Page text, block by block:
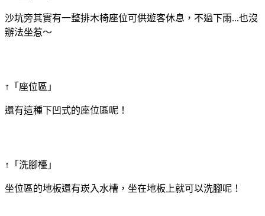
沙坑旁其實有一整排木椅座位可供遊客休息，不過下雨...也沒
辦法坐惹～
↑「座位區」
還有這種下凹式的座位區呢！
↑「洗腳檯」
坐位區的地板還有崁入水槽，坐在地板上就可以洗腳呢！